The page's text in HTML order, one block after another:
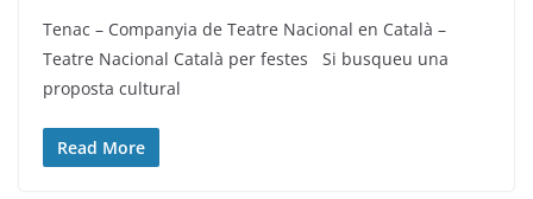
Tenac – Companyia de Teatre Nacional en Català –
Teatre Nacional Català per festes Si busqueu una
proposta cultural
Read More